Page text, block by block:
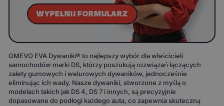
WYPEŁNIJ FORMULARZ
OMEVO EVA Dywaniki® to najlepszy wybór dla właścicieli
samochodów marki DS, którzy poszukują rozwiązań łączących
zalety gumowych i welurowych dywaników, jednocześnie
eliminując ich wady. Nasze dywaniki, stworzone z myślą o
modelach takich jak DS 4, DS 7 i innych, są precyzyjnie
dopasowane do podłogi każdego auta, co zapewnia skuteczną